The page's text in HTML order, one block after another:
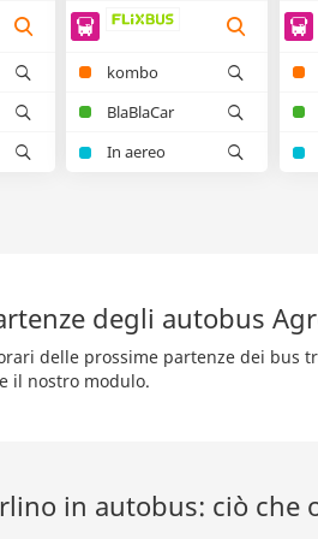
kombo
BlaBlaCar
In aereo
degli autobus
delle prossime partenze dei bus
il nostro modulo.
in autobus: ciò che